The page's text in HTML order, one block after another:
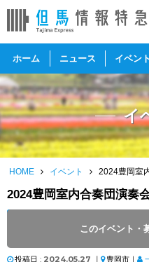
ホーム ニュース イベント
イ
HOME イベント 2024豊岡室
2024豊岡室内合奏団演奏
このイベント・
開催時間 : 14:00 ～ 16:00
投稿日 : 2024.05.27 ｜ 豊岡市｜